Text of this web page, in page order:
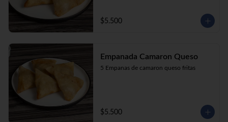
$5.500
Empanada Camaron Queso
5 Empanas de camaron queso fritas
$5.500